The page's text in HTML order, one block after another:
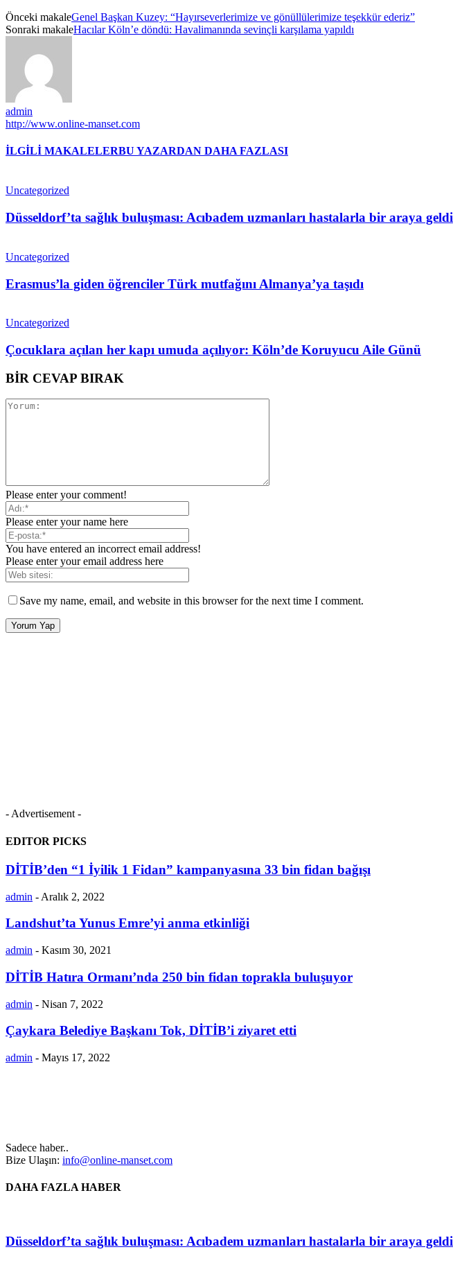
Önceki makaleGenel Başkan Kuzey: “Hayırseverlerimize ve gönüllülerimize teşekkür ederiz”
Sonraki makaleHacılar Köln’e döndü: Havalimanında sevinçli karşılama yapıldı
admin
http://www.online-manset.com
İLGİLİ MAKALELERBU YAZARDAN DAHA FAZLASI
Uncategorized
Düsseldorf’ta sağlık buluşması: Acıbadem uzmanları hastalarla bir araya geldi
Uncategorized
Erasmus’la giden öğrenciler Türk mutfağını Almanya’ya taşıdı
Uncategorized
Çocuklara açılan her kapı umuda açılıyor: Köln’de Koruyucu Aile Günü
BİR CEVAP BIRAK
Please enter your comment!
Please enter your name here
You have entered an incorrect email address!
Please enter your email address here
Save my name, email, and website in this browser for the next time I comment.
- Advertisement -
EDITOR PICKS
DİTİB’den “1 İyilik 1 Fidan” kampanyasına 33 bin fidan bağışı
admin - Aralık 2, 2022
Landshut’ta Yunus Emre’yi anma etkinliği
admin - Kasım 30, 2021
DİTİB Hatıra Ormanı’nda 250 bin fidan toprakla buluşuyor
admin - Nisan 7, 2022
Çaykara Belediye Başkanı Tok, DİTİB’i ziyaret etti
admin - Mayıs 17, 2022
Sadece haber..
Bize Ulaşın: info@online-manset.com
DAHA FAZLA HABER
Düsseldorf’ta sağlık buluşması: Acıbadem uzmanları hastalarla bir araya geldi